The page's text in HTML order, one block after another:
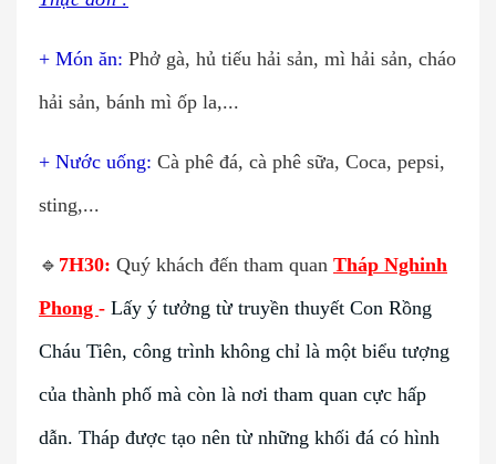
+ Món ăn: Phở gà, hủ tiếu hải sản, mì hải sản, cháo
hải sản, bánh mì ốp la,...
+ Nước uống: Cà phê đá, cà phê sữa, Coca, pepsi,
sting,...
🔹 7H30: Quý khách đến tham quan Tháp Nghinh
Phong - Lấy ý tưởng từ truyền thuyết Con Rồng
Cháu Tiên, công trình không chỉ là một biểu tượng
của thành phố mà còn là nơi tham quan cực hấp
dẫn. Tháp được tạo nên từ những khối đá có hình